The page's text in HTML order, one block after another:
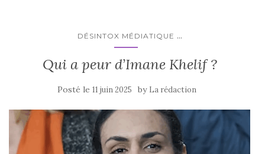
DÉSINTOX MÉDIATIQUE ...
Qui a peur d’Imane Khelif ?
Posté le 11 juin 2025 by La rédaction